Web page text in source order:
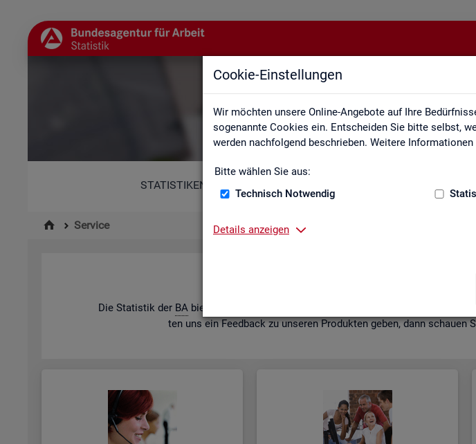
Cookie-Einstellungen
Wir möchten unsere Online-Angebote auf Ihre
sogenannte Cookies ein. Entscheiden Sie bitte selbst,
werden nachfolgend beschrieben. Weitere
Bitte wählen Sie aus:
Technisch Notwendig
Details anzeigen
STATISTIKEN
Service
Die Sta­tis­tik der BAbie­tet ein brei­tes An­ge­bot an Pro­duk­ten und
ten uns ein Feed­back zu un­se­ren Pro­duk­ten geben, dann